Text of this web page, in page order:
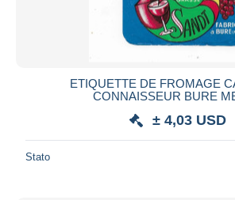
ETIQUETTE DE FROMAGE
CONNAISSEUR BURE
± 4,03 USD
Stato